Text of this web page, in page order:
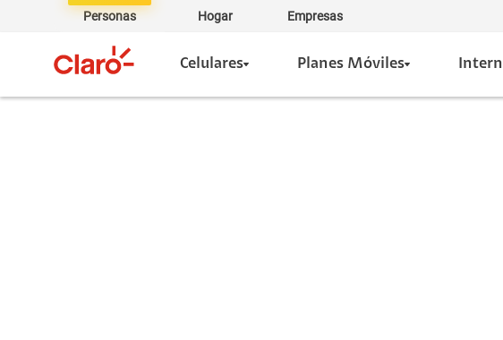
Personas Hogar Empresas
Celulares Planes Móviles